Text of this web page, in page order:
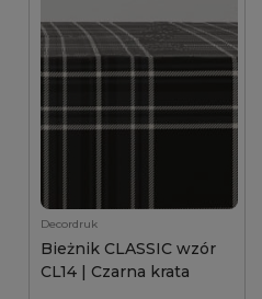
Decordruk
Bieżnik CLASSIC wzór
CL14 | Czarna krata